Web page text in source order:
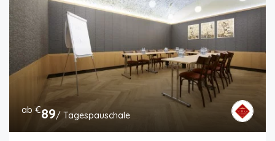
ab €89/ Tagespauschale